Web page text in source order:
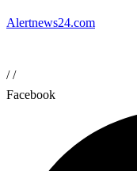
Alertnews24.com
//
Facebook